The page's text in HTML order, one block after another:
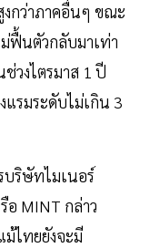
งกว่าภาคอื่นๆ ขณะ
ม่ฟื้นตัวกลับมาเท่า
วงไตรมาส 1 ปี
รมระดับไม่เกิน 3
บริษัทไมเนอร์
MINT กล่าว
ม้ไทยยังจะมี